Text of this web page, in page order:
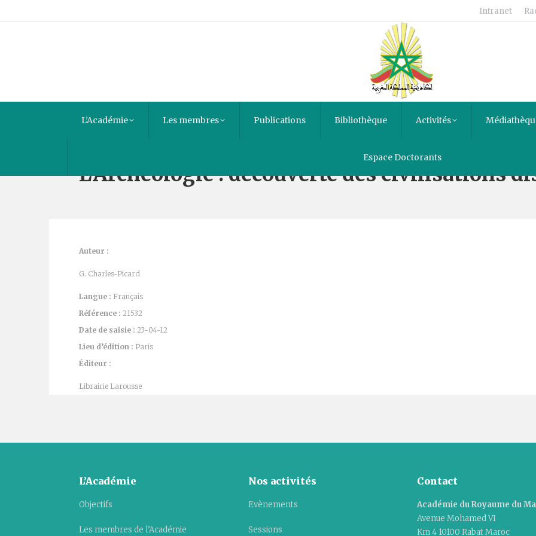
Intranet
L’Académie Les membres Publications Bibliothèque Activités
Espace Doctorants
L’Archéologie : découverte des civilisations
Auteur :
G. Charles-Picard
Langue : Français
Référence : 21532
Date de saisie : 23-04-12
Lieu d’édition : Paris
Éditeur :
Librairie Larousse
L’Académie
Objectifs
Les membres de l’Académie
Nos activités
Evènements
Sessions
Contact
Académie du Royaume du
Avenue Mohamed VI
Km 4 10100 Rabat Maroc